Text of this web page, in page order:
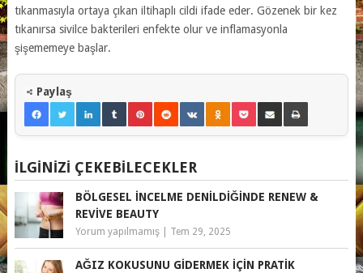
tıkanmasıyla ortaya çıkan iltihaplı cildi ifade eder. Gözenek bir kez
tıkanırsa sivilce bakterileri enfekte olur ve inflamasyonla
şişememeye başlar.
Paylaş
İLGINIZI ÇEKEBILECEKLER
BÖLGESEL İNCELME DENILDIĞINDE RENEW &
REVIVE BEAUTY
Yorum yapılmamış| Tem 29, 2025
AĞIZ KOKUSUNU GIDERMEK IÇIN PRATIK